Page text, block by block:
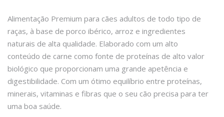
Alimentação Premium para cães adultos de todo tipo de
raças, à base de porco ibérico, arroz e ingredientes
naturais de alta qualidade. Elaborado com um alto
conteúdo de carne como fonte de proteínas de alto valor
biológico que proporcionam uma grande apetência e
digestibilidade. Com um ótimo equilíbrio entre proteínas,
minerais, vitaminas e fibras que o seu cão precisa para ter
uma boa saúde.